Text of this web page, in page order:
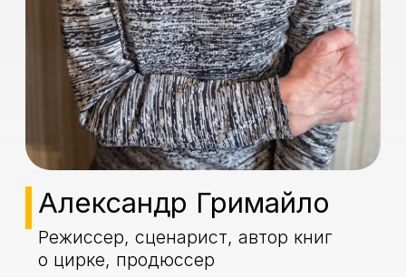
Режиссер, сценарист, автор книг о
цирке, продюсер. Заслуженный
деятель искусств России - 1997 год.
Окончил ГУЦЭИ (цирковое училище) в
1977 году. Профессия -Клоун.
ГИТИС им Луначарского в 1984году -
факультет - режиссуры цирка.
Главный режиссер Тульского
государственного цирка 1984-1990гг
Режиссер-постановщик Росгосцирка и
ЦЦИ (Центра циркового искусства)
Создатель АГ - Студио 1991 года. Имеет
свой персональный цирковой приз
"Девочка на шаре".
Главный режиссер Первого Всемирного
циркового фестиваля на Красной